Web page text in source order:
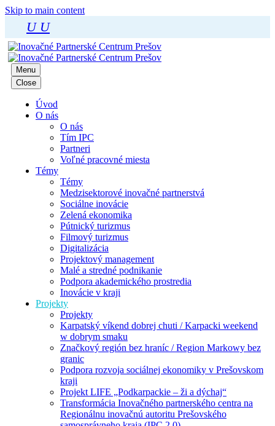
Skip to main content
U U
Menu
Close
Úvod
O nás
O nás
Tím IPC
Partneri
Voľné pracovné miesta
Témy
Témy
Medzisektorové inovačné partnerstvá
Sociálne inovácie
Zelená ekonomika
Pútnický turizmus
Filmový turizmus
Digitalizácia
Projektový management
Malé a stredné podnikanie
Podpora akademického prostredia
Inovácie v kraji
Projekty
Projekty
Karpatský víkend dobrej chuti / Karpacki weekend
w dobrym smaku
Značkový región bez hraníc / Region Markowy bez
granic
Podpora rozvoja sociálnej ekonomiky v Prešovskom
kraji
Projekt LIFE „Podkarpackie – ži a dýchaj“
Transformácia Inovačného partnerského centra na
Regionálnu inovačnú autoritu Prešovského